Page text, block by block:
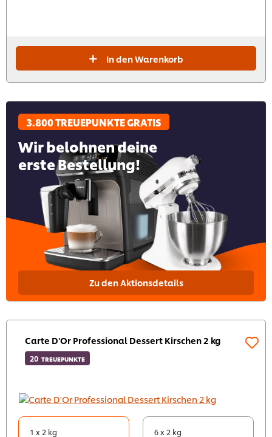
In den Warenkorb
3.800 TREUEPUNKTE GRATIS
Wir belohnen deine
erste Bestellung!
Zu den Aktionsdetails
Carte D'Or Professional Dessert Kirschen 2 kg
20 TREUEPUNKTE
1 x 2 kg 6 x 2 kg